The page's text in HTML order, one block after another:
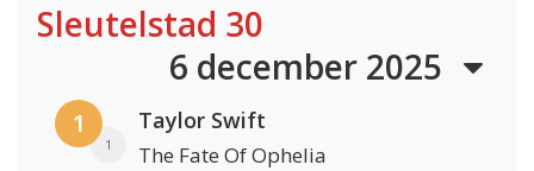
Sleutelstad 30
6 december 2025
1
1
Taylor Swift
The Fate Of Ophelia